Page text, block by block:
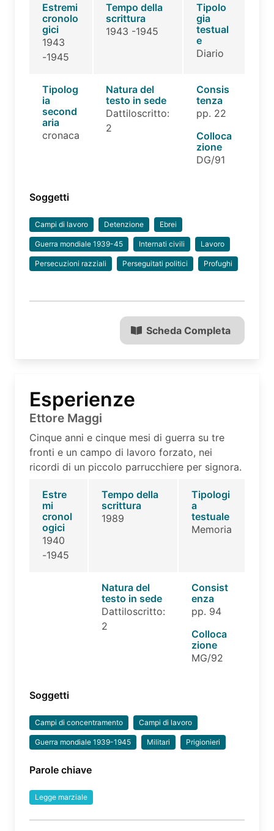
Estremi
cronolo
gici
1943
-1945
Tempo della
scrittura
1943 -1945
Tipolo
gia
testual
e
Diario
Tipolog
ia
second
aria
cronaca
Natura del
testo in sede
Dattiloscritto:
2
Consis
tenza
pp. 22
Colloca
zione
DG/91
Soggetti
Campi di lavoro Detenzione Ebrei
Guerra mondiale 1939-45 Internati civili Lavoro
Persecuzioni razziali Perseguitati politici Profughi
Scheda Completa
Esperienze
Ettore Maggi
Cinque anni e cinque mesi di guerra su tre
fronti e un campo di lavoro forzato, nei
ricordi di un piccolo parrucchiere per signora.
Estre
mi
cronol
ogici
1940
-1945
Tempo della
scrittura
1989
Tipologi
a
testuale
Memoria
Natura del
testo in sede
Dattiloscritto:
2
Consist
enza
pp. 94
Colloca
zione
MG/92
Soggetti
Campi di concentramento Campi di lavoro
Guerra mondiale 1939-1945 Militari Prigionieri
Parole chiave
Legge marziale